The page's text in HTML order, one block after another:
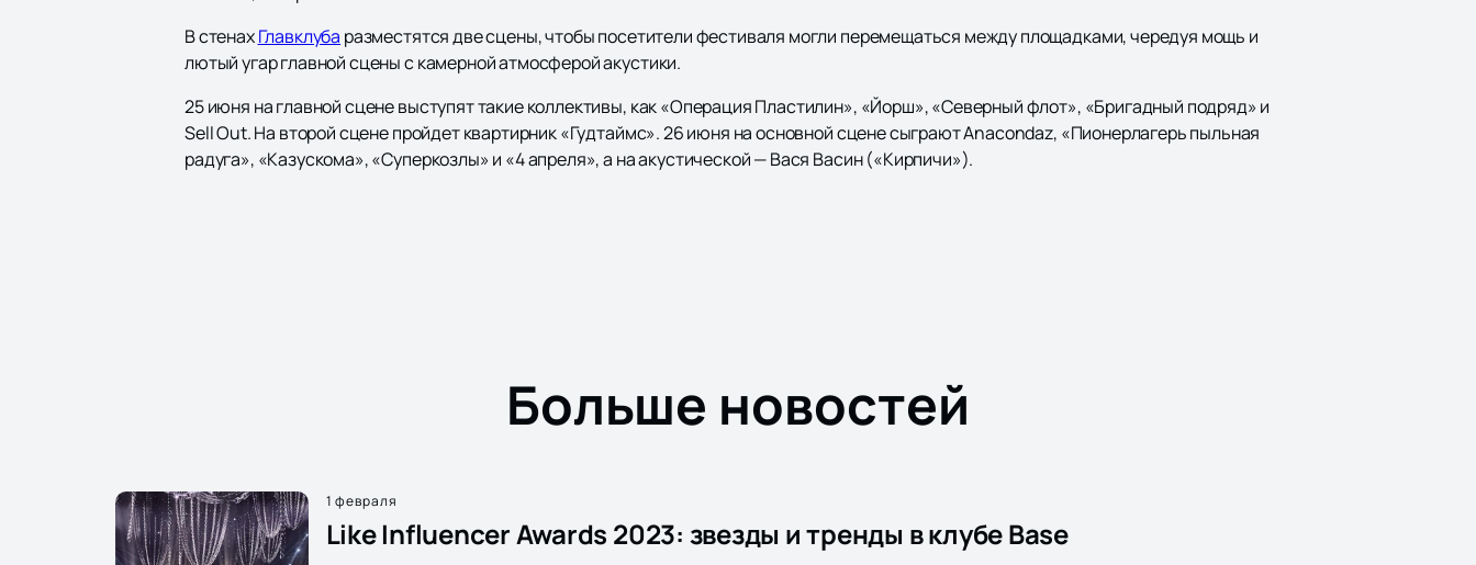
В стенахГлавклуба разместятся две сцены, чтобы посетители фестиваля могли перемещаться между площадками, чередуя мощь и
лютый угар главной сцены с камерной атмосферой акустики.
25 июня на главной сцене выступят такие коллективы, как «Операция Пластилин», «Йорш», «Северный флот», «Бригадный подряд» и
Sell Out. На второй сцене пройдет квартирник «Гудтаймс». 26 июня на основной сцене сыграют Anacondaz, «Пионерлагерь пыльная
радуга», «Казускома», «Суперкозлы» и «4 апреля», а на акустической — Вася Васин («Кирпичи»).
Больше новостей
1 февраля
Like Influencer Awards 2023: звезды и тренды в клубе Base